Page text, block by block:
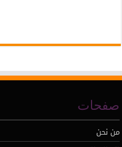
صفحات
من نحن